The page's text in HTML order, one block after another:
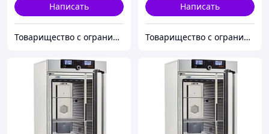
Написать
Товарищество с ограниченной ответственностью "Alpha Plus"
Написать
Товарищество с ограниченной ответственностью "Alpha Plus"